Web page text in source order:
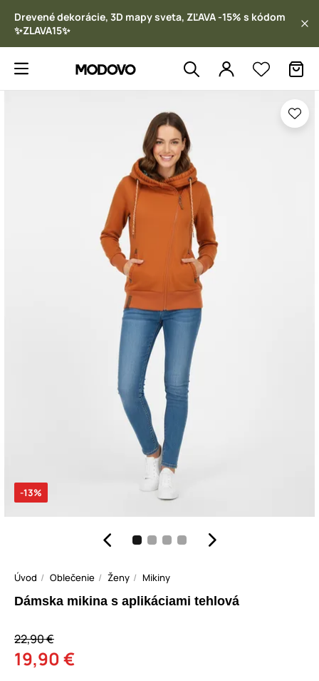
Drevené dekorácie, 3D mapy sveta, ZĽAVA -15% s kódom
✨ZLAVA15✨
-13%
Úvod Oblečenie Ženy Mikiny
Dámska mikina s aplikáciami tehlová
22,90 €
19,90 €